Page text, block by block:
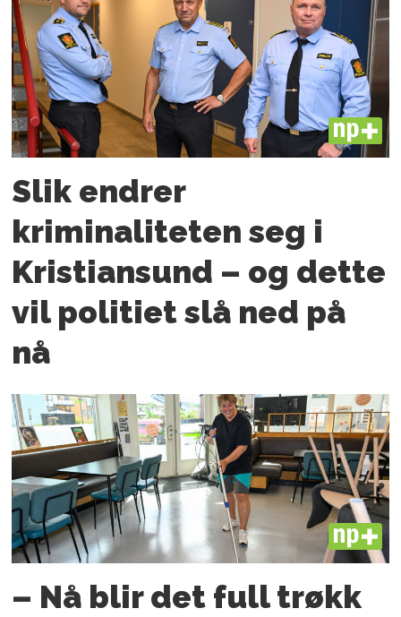
PLUS
Slik endrer
kriminaliteten seg i
Kristiansund – og dette
vil politiet slå ned på
nå
PLUS
– Nå blir det full trøkk